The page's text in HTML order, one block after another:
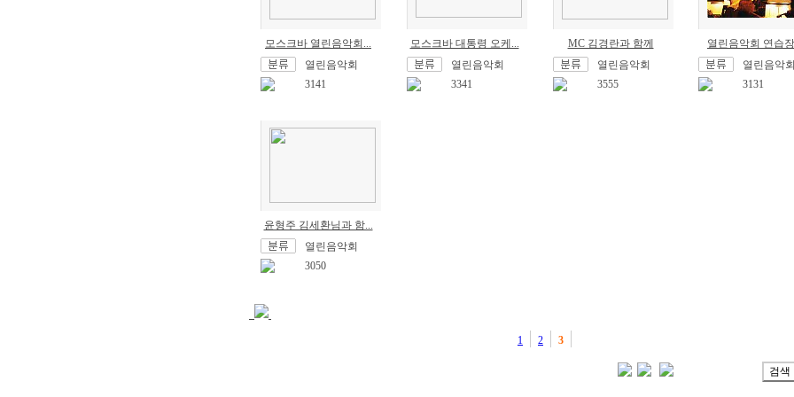
모스크바 열린음악회...
열린음악회
3141
모스크바 대통령 오케...
열린음악회
3341
MC 김경란과 함께
열린음악회
3555
열린음악회 연습
열린음악
3131
윤형주 김세환님과 함...
열린음악회
3050
1 2 3